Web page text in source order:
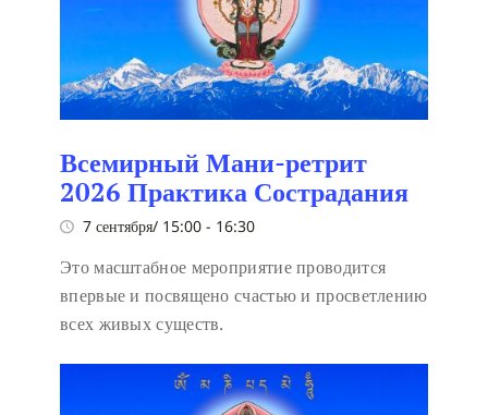
Всемирный Мани-ретрит
2026 Практика Сострадания
7 сентября/ 15:00 - 16:30
Это масштабное мероприятие проводится
впервые и посвящено счастью и просветлению
всех живых существ.